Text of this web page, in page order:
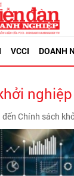
VCCI DOANH
nghiệp
Chính sách